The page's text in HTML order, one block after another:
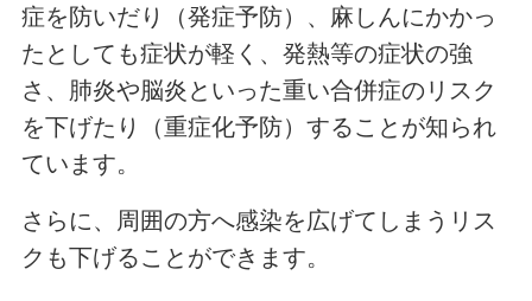
症を防いだり（発症予防）、麻しんにかかっ
たとしても症状が軽く、発熱等の症状の強
さ、肺炎や脳炎といった重い合併症のリスク
を下げたり（重症化予防）することが知られ
ています。
さらに、周囲の方へ感染を広げてしまうリス
クも下げることができます。